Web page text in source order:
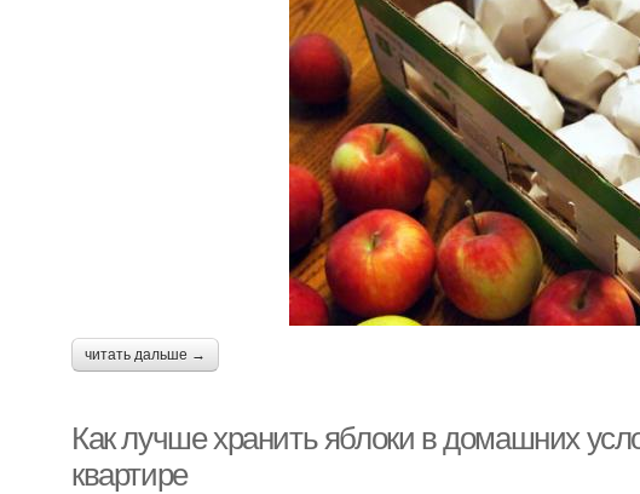
читать дальше →
Как лучше хранить яблоки в домашних
квартире